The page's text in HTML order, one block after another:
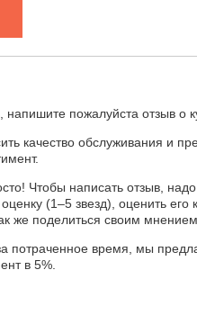
напишите пожалуйста отзыв о
качество обслуживания и
Чтобы написать отзыв,
(1–5 звезд), оценить его
же поделиться своим
потраченное время, мы
в 5%.